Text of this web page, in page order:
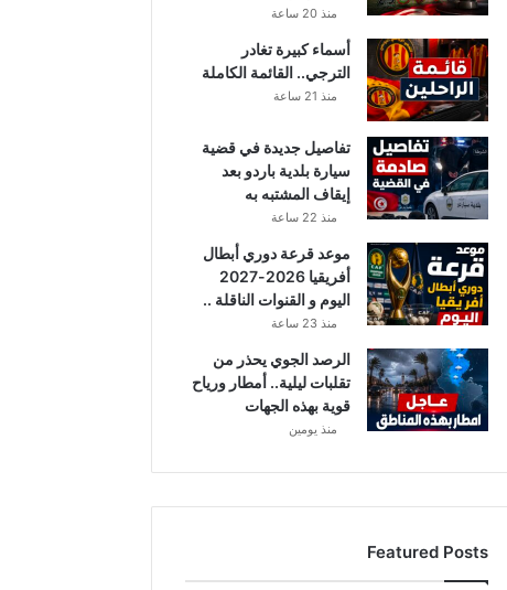
منذ 20 ساعة
أسماء كبيرة تغادر
الترجي.. القائمة الكاملة
منذ 21 ساعة
تفاصيل جديدة في قضية
سيارة بلدية باردو بعد
إيقاف المشتبه به
منذ 22 ساعة
موعد قرعة دوري أبطال
أفريقيا 2026-2027
اليوم و القنوات الناقلة ..
منذ 23 ساعة
الرصد الجوي يحذر من
تقلبات ليلية.. أمطار ورياح
قوية بهذه الجهات
منذ يومين
Featured Posts